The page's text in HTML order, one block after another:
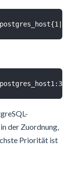
der Zuordnung,
Priorität ist